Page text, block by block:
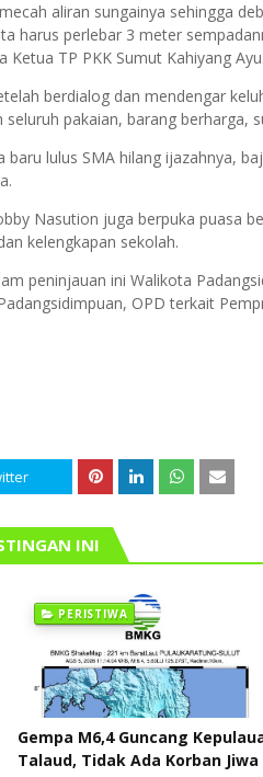
aliran sungainya sehingga
harus perlebar 3 meter
TP PKK Sumut Kahiyang Ayu.
berdialog dan mendengar
pakaian, barang berharga,
baru lulus SMA hilang ijazahnya,
Nasution juga berpuka puasa
kelengkapan sekolah.
peninjauan ini Walikota
OPD terkait
INI
PERISTIWA
Gempa M6,4 Guncang
Talaud, Tidak Ada Korban Jiwa